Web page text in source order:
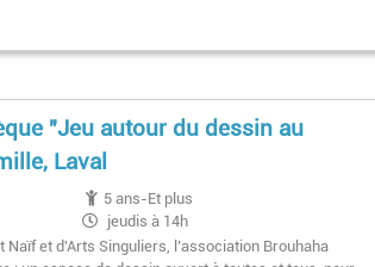
"Jeu autour du dessin au
Laval
5 ans-Et plus
jeudis à 14h
et d'Arts Singuliers, l’association Brouhaha